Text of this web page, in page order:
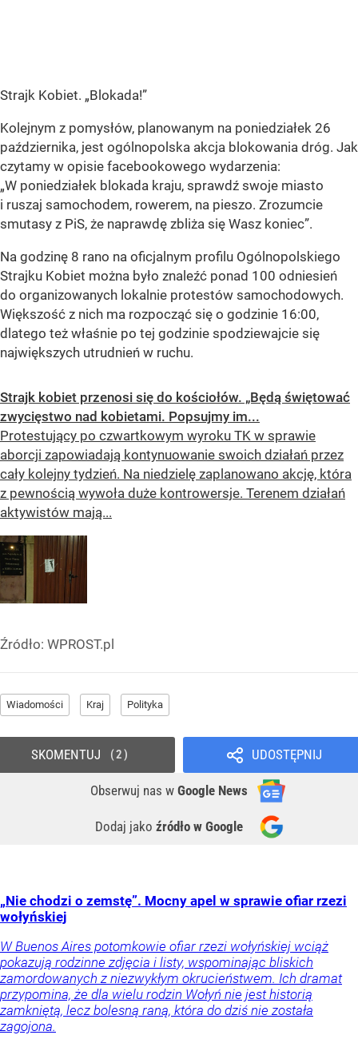
Strajk Kobiet. „Blokada!”
Kolejnym z pomysłów, planowanym na poniedziałek 26
października, jest ogólnopolska akcja blokowania dróg. Jak
czytamy w opisie facebookowego wydarzenia:
„W poniedziałek blokada kraju, sprawdź swoje miasto
i ruszaj samochodem, rowerem, na pieszo. Zrozumcie
smutasy z PiS, że naprawdę zbliża się Wasz koniec”.
Na godzinę 8 rano na oficjalnym profilu Ogólnopolskiego
Strajku Kobiet można było znaleźć ponad 100 odniesień
do organizowanych lokalnie protestów samochodowych.
Większość z nich ma rozpocząć się o godzinie 16:00,
dlatego też właśnie po tej godzinie spodziewajcie się
największych utrudnień w ruchu.
Strajk kobiet przenosi się do kościołów. „Będą świętować
zwycięstwo nad kobietami. Popsujmy im...
Protestujący po czwartkowym wyroku TK w sprawie
aborcji zapowiadają kontynuowanie swoich działań przez
cały kolejny tydzień. Na niedzielę zaplanowano akcję, która
z pewnością wywoła duże kontrowersje. Terenem działań
aktywistów mają...
Źródło: WPROST.pl
Wiadomości Kraj Polityka
UDOSTĘPNIJ
Obserwuj nas w Google News
Dodaj jako źródło w Google
SKOMENTUJ 2
„Nie chodzi o zemstę”. Mocny apel w sprawie ofiar rzezi
wołyńskiej
W Buenos Aires potomkowie ofiar rzezi wołyńskiej wciąż
pokazują rodzinne zdjęcia i listy, wspominając bliskich
zamordowanych z niezwykłym okrucieństwem. Ich dramat
przypomina, że dla wielu rodzin Wołyń nie jest historią
zamkniętą, lecz bolesną raną, która do dziś nie została
zagojona.